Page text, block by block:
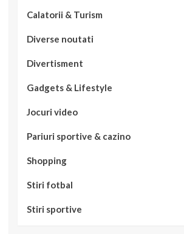
Calatorii & Turism
Diverse noutati
Divertisment
Gadgets & Lifestyle
Jocuri video
Pariuri sportive & cazino
Shopping
Stiri fotbal
Stiri sportive